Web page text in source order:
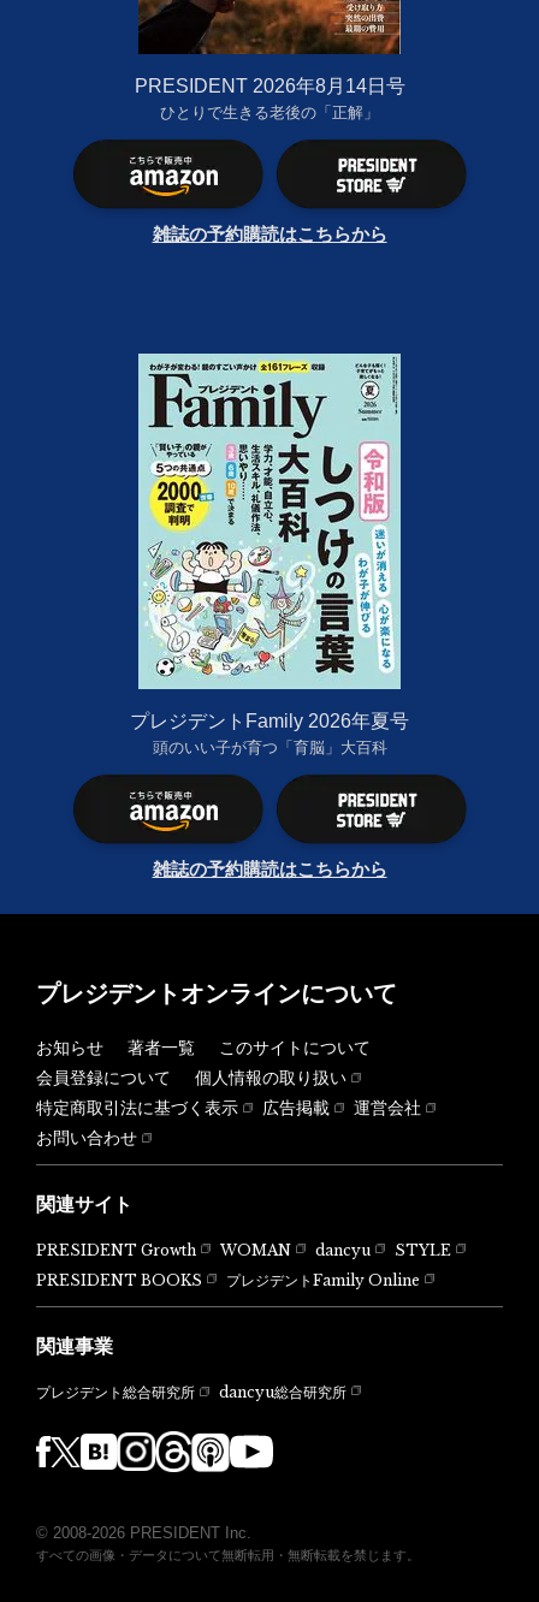
PRESIDENT 2026年8月14日号
ひとりで生きる老後の「正解」
雑誌の予約購読はこちらから
プレジデントFamily 2026年夏号
頭のいい子が育つ「育脳」大百科
雑誌の予約購読はこちらから
プレジデントオンラインについて
お知らせ 著者一覧
このサイトについて
会員登録について
個人情報の取り扱い
特定商取引法に基づく表示
広告掲載
運営会社
お問い合わせ
関連サイト
PRESIDENT Growth WOMAN dancyu
STYLE
PRESIDENT BOOKS
プレジデントFamily Online
関連事業
プレジデント総合研究所 dancyu総合研究所
© 2008-2026 PRESIDENT Inc.
すべての画像・データについて無断転用・無断転載を禁じます。